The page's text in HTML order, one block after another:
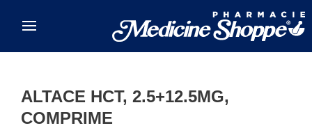
ALTACE HCT, 2.5+12.5MG,
COMPRIME